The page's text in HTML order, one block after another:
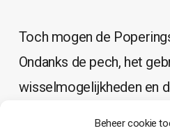
Beheer cookie
Toch mogen de
Ondanks de pech, het
wisselmogelijkheden en